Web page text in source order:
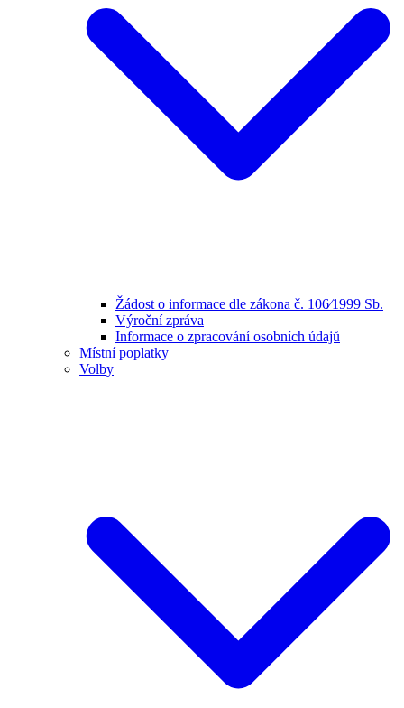
Žádost o informace dle zákona č. 106⁄1999 Sb.
Výroční zpráva
Informace o zpracování osobních údajů
Místní poplatky
Volby